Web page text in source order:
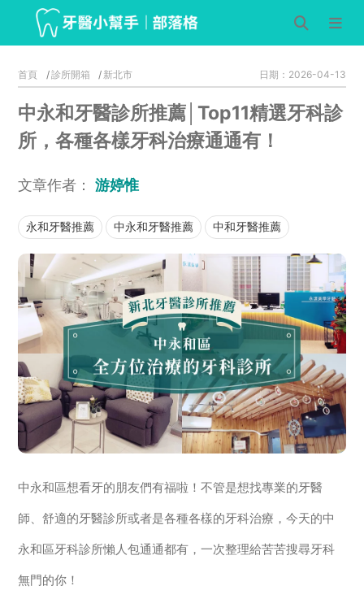
首頁 診所開箱 新北市 日期：2026-04-13
中永和牙醫診所推薦│Top11精選牙科診
所，各種各樣牙科治療通通有！
文章作者： 游婷惟
永和牙醫推薦 中永和牙醫推薦 中和牙醫推薦
中永和區想看牙的朋友們有福啦！不管是想找專業的牙醫
師、舒適的牙醫診所或者是各種各樣的牙科治療，今天的中
永和區牙科診所懶人包通通都有，一次整理給苦苦搜尋牙科
無門的你！